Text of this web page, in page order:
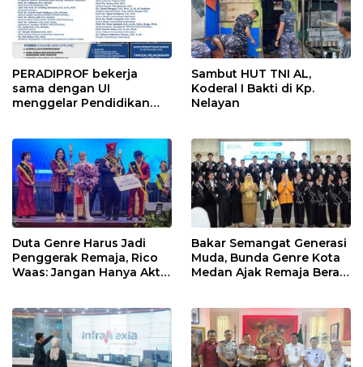
PERADIPROF bekerja
sama dengan UI
menggelar Pendidikan
Sambut HUT TNI AL,
Koderal I Bakti di Kp.
Nelayan
Duta Genre Harus Jadi
Penggerak Remaja, Rico
Waas: Jangan Hanya Aktif
Bakar Semangat Generasi
Muda, Bunda Genre Kota
Medan Ajak Remaja Berani